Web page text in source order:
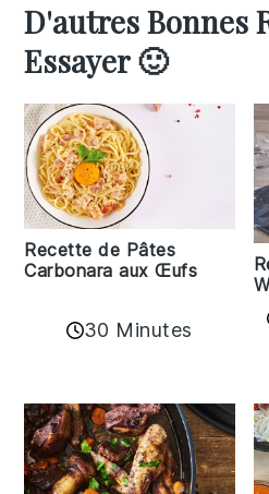
D'autres Bonnes
Essayer 🙂
Recette de Pâtes
Carbonara aux Œufs
30 Minutes